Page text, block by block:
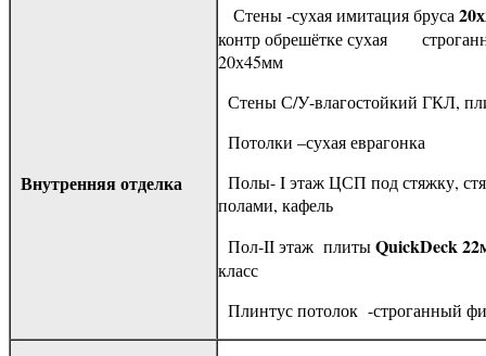
Внутренняя отделка
Стены -сухая имитация бруса
контр обрешётке сухая
20х45мм
Стены С/У-влагостойкий ГКЛ,
Потолки –сухая еврагонка
Полы- I этаж ЦСП под стяжку,
полами, кафель
Пол-II этаж плитыQuickDeck
класс
Плинтус потолок -строганный